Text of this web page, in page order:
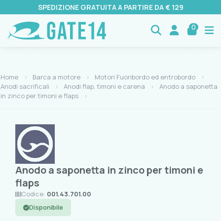
SPEDIZIONE GRATUITA A PARTIRE DA € 129
0
Home Barca a motore
Motori Fuoribordo ed entrobordo
Anodi sacrificali
Anodi flap, timoni e carena
Anodo a saponetta
in zinco per timoni e flaps
Anodo a saponetta in zinco per timoni e
flaps
Codice: 001.43.701.00
Disponibile